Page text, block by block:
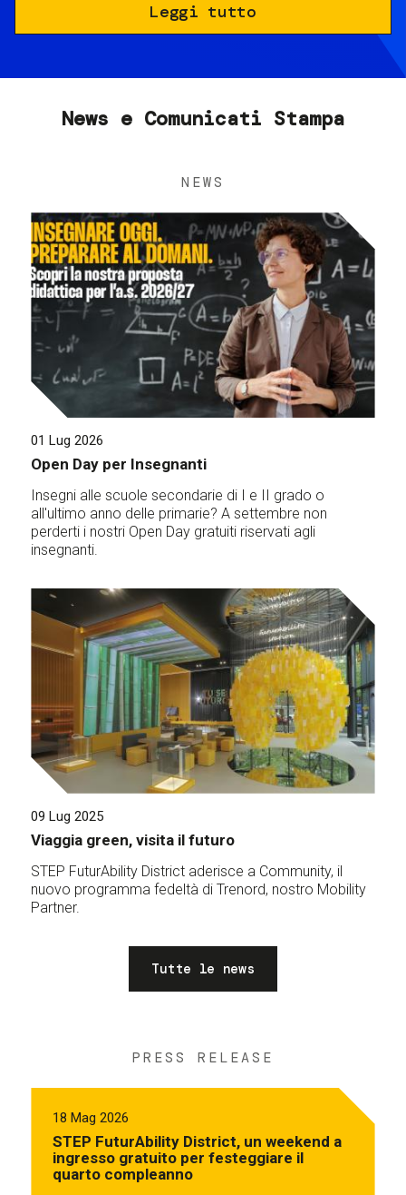
Leggi tutto
News e Comunicati Stampa
NEWS
01 Lug 2026
Open Day per Insegnanti
Insegni alle scuole secondarie di I e II grado o
all'ultimo anno delle primarie? A settembre non
perderti i nostri Open Day gratuiti riservati agli
insegnanti.
09 Lug 2025
Viaggia green, visita il futuro
STEP FuturAbility District aderisce a Community, il
nuovo programma fedeltà di Trenord, nostro Mobility
Partner.
Tutte le news
PRESS RELEASE
18 Mag 2026
STEP FuturAbility District, un weekend a
ingresso gratuito per festeggiare il
quarto compleanno